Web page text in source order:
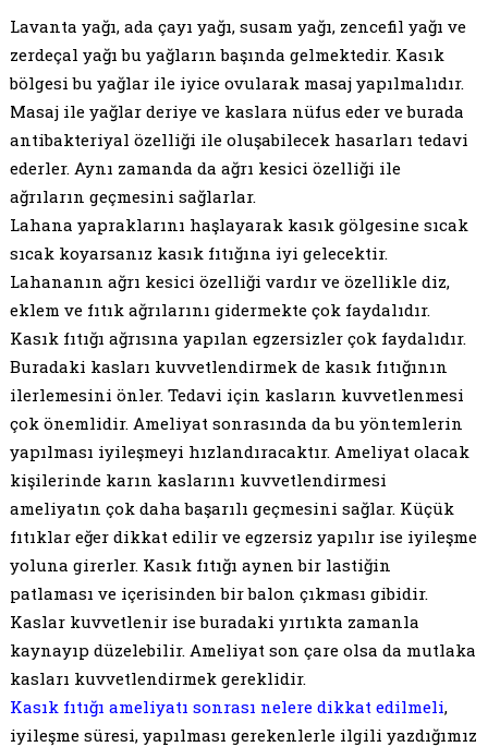
Lavanta yağı, ada çayı yağı, susam yağı, zencefil yağı ve
zerdeçal yağı bu yağların başında gelmektedir. Kasık
bölgesi bu yağlar ile iyice ovularak masaj yapılmalıdır.
Masaj ile yağlar deriye ve kaslara nüfus eder ve burada
antibakteriyal özelliği ile oluşabilecek hasarları tedavi
ederler. Aynı zamanda da ağrı kesici özelliği ile
ağrıların geçmesini sağlarlar.
Lahana yapraklarını haşlayarak kasık gölgesine sıcak
sıcak koyarsanız kasık fıtığına iyi gelecektir.
Lahananın ağrı kesici özelliği vardır ve özellikle diz,
eklem ve fıtık ağrılarını gidermekte çok faydalıdır.
Kasık fıtığı ağrısına yapılan egzersizler çok faydalıdır.
Buradaki kasları kuvvetlendirmek de kasık fıtığının
ilerlemesini önler. Tedavi için kasların kuvvetlenmesi
çok önemlidir. Ameliyat sonrasında da bu yöntemlerin
yapılması iyileşmeyi hızlandıracaktır. Ameliyat olacak
kişilerinde karın kaslarını kuvvetlendirmesi
ameliyatın çok daha başarılı geçmesini sağlar. Küçük
fıtıklar eğer dikkat edilir ve egzersiz yapılır ise iyileşme
yoluna girerler. Kasık fıtığı aynen bir lastiğin
patlaması ve içerisinden bir balon çıkması gibidir.
Kaslar kuvvetlenir ise buradaki yırtıkta zamanla
kaynayıp düzelebilir. Ameliyat son çare olsa da mutlaka
kasları kuvvetlendirmek gereklidir.
Kasık fıtığı ameliyatı sonrası nelere dikkat edilmeli,
iyileşme süresi, yapılması gerekenlerle ilgili yazdığımız